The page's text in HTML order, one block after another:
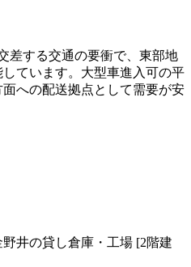
差する交通の要衝で、東部地
ています。大型車進入可の平
への配送拠点として需要が安
井の貸し倉庫・工場 [2階建